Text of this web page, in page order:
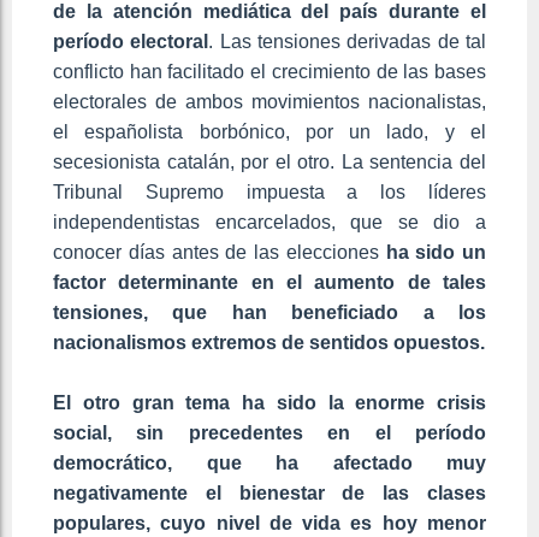
de la atención mediática del país durante el
período electoral . Las tensiones derivadas de tal
conflicto han facilitado el crecimiento de las bases
electorales de ambos movimientos nacionalistas,
el españolista borbónico, por un lado, y el
secesionista catalán, por el otro. La sentencia del
Tribunal Supremo impuesta a los líderes
independentistas encarcelados, que se dio a
conocer días antes de las elecciones ha sido un
factor determinante en el aumento de tales
tensiones, que han beneficiado a los
nacionalismos extremos de sentidos opuestos.
El otro gran tema ha sido la enorme crisis
social, sin precedentes en el período
democrático, que ha afectado muy
negativamente el bienestar de las clases
populares, cuyo nivel de vida es hoy menor